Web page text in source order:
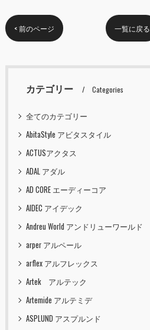
< 前のページ 一覧に戻る
カテゴリー Categories
全てのカテゴリー
AbitaStyle アビタスタイル
ACTUSアクタス
ADAL アダル
AD CORE エーディーコア
AIDEC アイデック
Andreu World アンドリューワールド
arper アルペール
arflex アルフレックス
Artek アルテック
Artemide アルテミデ
ASPLUND アスプルンド